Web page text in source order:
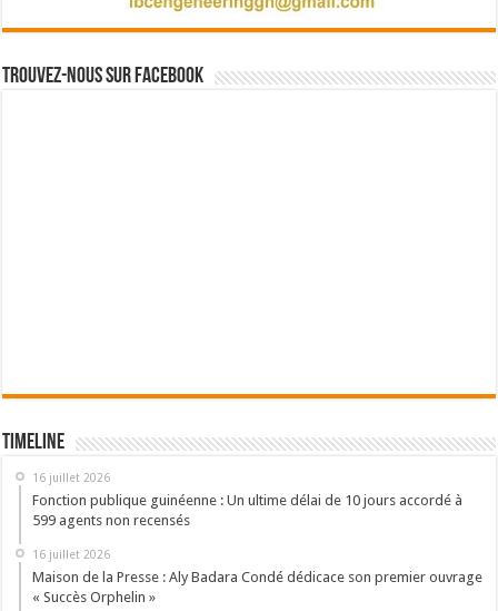
Trouvez-nous sur Facebook
Timeline
16 juillet 2026
Fonction publique guinéenne : Un ultime délai de 10 jours accordé à
599 agents non recensés
16 juillet 2026
Maison de la Presse : Aly Badara Condé dédicace son premier ouvrage
« Succès Orphelin »